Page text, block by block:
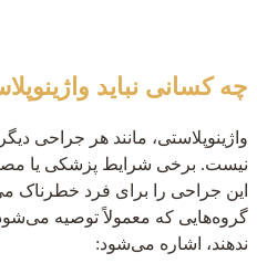
چه کسانی نباید
واژینوپلاستی، مانند هر جراحی
نیست. برخی شرایط پزشکی یا
این جراحی را برای فرد خطرناک
گروه‌هایی که معمولاً توصیه می‌شود
ندهند، اشاره می‌شود: